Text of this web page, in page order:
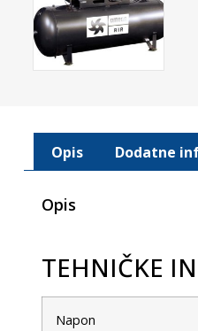
Opis Dodatne
Opis
TEHNIČKE
Napon